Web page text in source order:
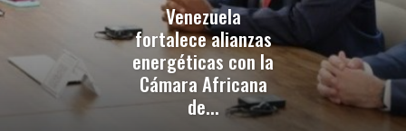
Venezuela
fortalece alianzas
energéticas con la
Cámara Africana
de...